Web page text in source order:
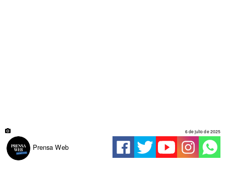
Prensa Web
6 de julio de 2025